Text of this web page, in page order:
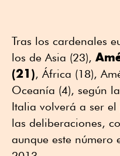
Tras los cardenales
los de Asia (23),
(21), África (18),
Oceanía (4), según
Italia volverá a ser
las deliberaciones,
aunque este número